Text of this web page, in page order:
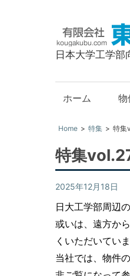
日本大学工学
ホーム 物
Home 特集 特集
特集
2025年12月18日
日大工学部周辺
或いは、遠方か
くいただいていま
当社では、物件